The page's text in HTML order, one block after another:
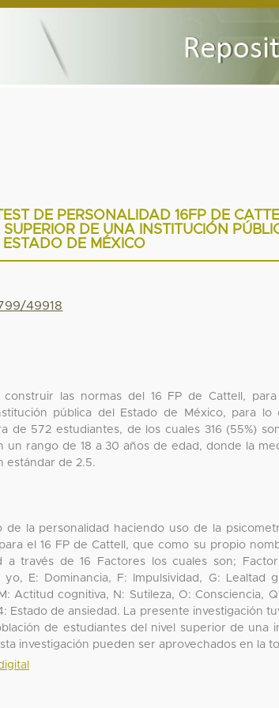
DE PERSONALIDAD 16FP DE
DE UNA INSTITUCIÓN
ESTADO DE MÉXICO
49918
las normas del 16 FP de Cattell,
pública del Estado de México, para lo
de 572 estudiantes, de los cuales 316 (55%)
un rango de 18 a 30 años de edad, donde la
estándar de 2.5.
la personalidad haciendo uso de la
el 16 FP de Cattell, que como su propio
a través de 16 Factores los cuales son;
E: Dominancia, F: Impulsividad, G: Lealtad
Actitud cognitiva, N: Sutileza, O: Consciencia,
Estado de ansiedad. La presente investigación
de estudiantes del nivel superior de una
investigación pueden ser aprovechados en la